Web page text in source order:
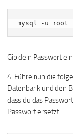
mysql -u root
Gib dein Passwort
4. Führe nun die
Datenbank und den
dass du das Passwort
Passwort ersetzt.